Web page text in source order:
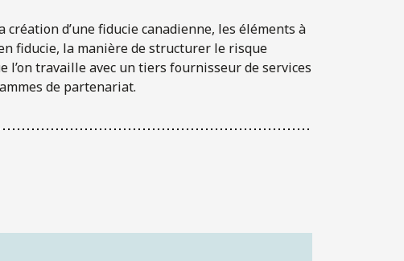
d’une fiducie canadienne, les éléments à
fiducie, la manière de structurer le risque
travaille avec un tiers fournisseur de services
de partenariat.